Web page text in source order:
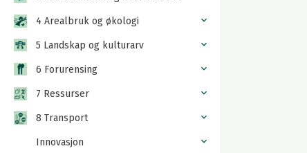
4 Arealbruk og økologi
5 Landskap og kulturarv
6 Forurensing
7 Ressurser
8 Transport
Innovasjon